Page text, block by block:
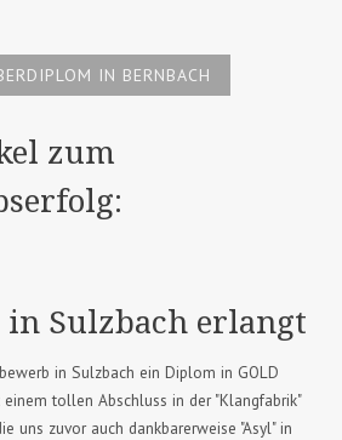
IN BERNBACH
zum
Sulzbach erlangt
in Sulzbach ein Diplom in GOLD
tollen Abschluss in der "Klangfabrik"
uns zuvor auch dankbarerweise "Asyl" in